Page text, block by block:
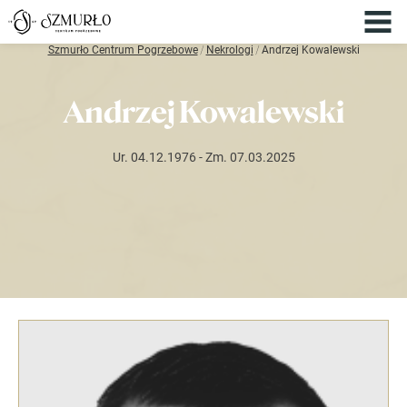
Szmurło Centrum Pogrzebowe/ Nekrologi / Andrzej Kowalewski
Andrzej Kowalewski
Ur. 04.12.1976 - Zm. 07.03.2025